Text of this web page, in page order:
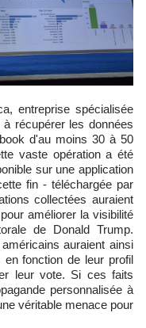
entreprise spécialisée
récupérer les données
d'au moins 30 à 50
vaste opération a été
sur une application
fin - téléchargée par
collectées auraient
améliorer la visibilité
de Donald Trump.
auraient ainsi
fonction de leur profil
leur vote. Si ces faits
personnalisée à
véritable menace pour